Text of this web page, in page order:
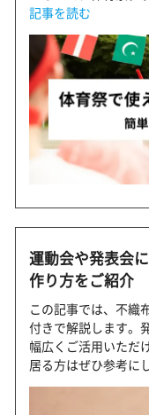
記事を読む
運動会や発表会
作り方をご紹介
この記事では、不織
付きで解説します。
幅広くご活用いただ
居る方はぜひ参考に